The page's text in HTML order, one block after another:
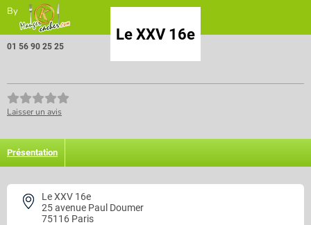
By
Le XXV 16e
01 56 90 25 25
Laisser un avis
Présentation
Le XXV 16e
25 avenue Paul Doumer
75116 Paris